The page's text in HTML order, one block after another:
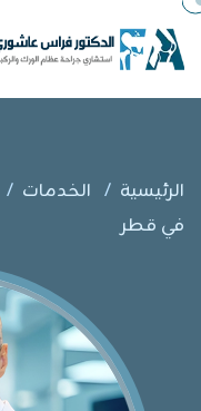
الرئيسية / الخدمات /
في قطر